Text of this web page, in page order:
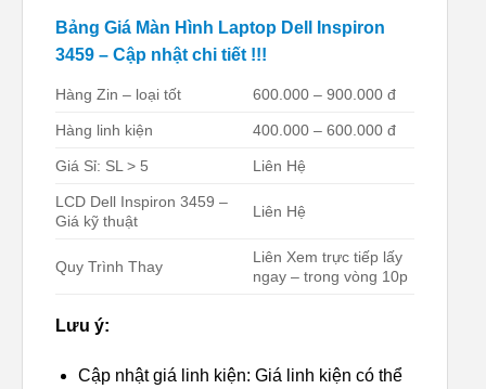
Bảng Giá Màn Hình Laptop Dell Inspiron
3459 – Cập nhật chi tiết !!!
Hàng Zin – loại tốt 600.000 – 900.000 đ
Hàng linh kiện 400.000 – 600.000 đ
Giá Sỉ: SL > 5 Liên Hệ
LCD Dell Inspiron 3459 –
Giá kỹ thuật
Liên Hệ
Quy Trình Thay
Liên Xem trực tiếp lấy
ngay – trong vòng 10p
Lưu ý:
Cập nhật giá linh kiện: Giá linh kiện có thể